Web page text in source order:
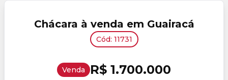
Chácara à venda em Guairacá
Cód: 11731
Venda R$ 1.700.000